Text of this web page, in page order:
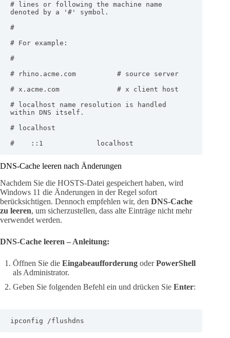
# lines or following the machine name
denoted by a '#' symbol.
#
# For example:
#
# rhino.acme.com          # source server
# x.acme.com              # x client host
# localhost name resolution is handled
within DNS itself.
# localhost
#    ::1             localhost
DNS-Cache leeren nach Änderungen
Nachdem Sie die HOSTS-Datei gespeichert haben, wird
Windows 11 die Änderungen in der Regel sofort
berücksichtigen. Dennoch empfehlen wir, den DNS-Cache
zu leeren, um sicherzustellen, dass alte Einträge nicht mehr
verwendet werden.
DNS-Cache leeren – Anleitung:
Öffnen Sie die Eingabeaufforderung oderPowerShell
als Administrator.
Geben Sie folgenden Befehl ein und drücken Sie Enter:
ipconfig /flushdns